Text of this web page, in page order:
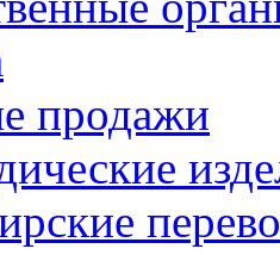
продажи